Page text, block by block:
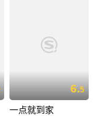
6.5
一点就到家